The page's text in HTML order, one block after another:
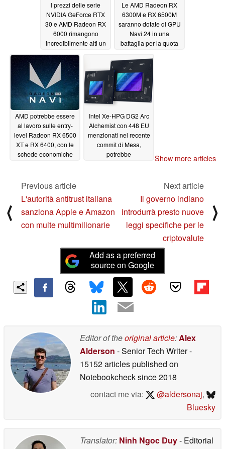
I prezzi delle serie
NVIDIA GeForce RTX
30 e AMD Radeon RX
6000 rimangono
incredibilmente alti un
anno dopo
Le AMD Radeon RX
6300M e RX 6500M
saranno dotate di GPU
Navi 24 in una
battaglia per la quota
contro le NVIDIA
GeForce RTX 3050 e
RTX 3050 Ti
AMD potrebbe essere
al lavoro sulle entry-
level Radeon RX 6500
XT e RX 6400, con le
schede economiche
memoria GDDR6
Intel Xe-HPG DG2 Arc
Alchemist con 448 EU
menzionati nel recente
commit di Mesa,
potrebbe
Show more articles
⟨
Previous article
L'autorità antitrust italiana
sanziona Apple e Amazon
con multe multimilionarie
Next article
Il governo indiano
introdurrà presto nuove
leggi specifiche per le
criptovalute
⟩
Add as a preferred
source on Google
Editor of theoriginal article: Alex
Alderson - Senior Tech Writer-
15152 articles published on
Notebookchecksince 2018
contact me via:
@aldersonaj,
Bluesky
Translator: Ninh Ngoc Duy- Editorial